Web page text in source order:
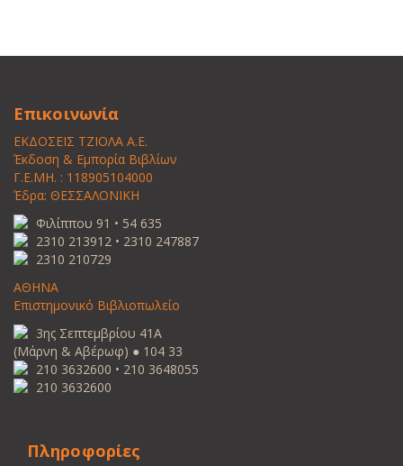
Επικοινωνία
ΕΚΔΟΣΕΙΣ ΤΖΙΟΛΑ Α.Ε.
Έκδοση & Εμπορία Βιβλίων
Γ.Ε.ΜΗ. : 118905104000
Έδρα: ΘΕΣΣΑΛΟΝΙΚΗ
Φιλίππου 91 • 54 635
2310 213912 • 2310 247887
2310 210729
ΑΘΗΝΑ
Επιστημονικό Βιβλιοπωλείο
3ης Σεπτεμβρίου 41Α
(Μάρνη & Αβέρωφ) ● 104 33
210 3632600 • 210 3648055
210 3632600
Πληροφορίες